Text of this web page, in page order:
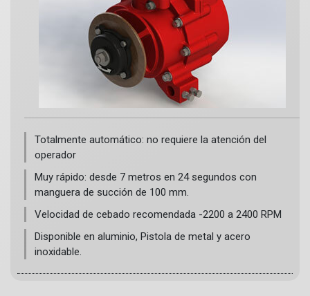
Totalmente automático: no requiere la atención del
operador
Muy rápido: desde 7 metros en 24 segundos con
manguera de succión de 100 mm.
Velocidad de cebado recomendada -2200 a 2400 RPM
Disponible en aluminio, Pistola de metal y acero
inoxidable.